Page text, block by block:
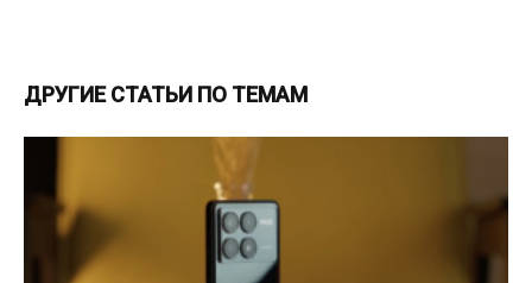
ДРУГИЕ СТАТЬИ ПО ТЕМАМ